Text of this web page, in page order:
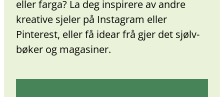
eller farga? La deg inspirere av andre
kreative sjeler på Instagram eller
Pinterest, eller få idear frå gjer det sjølv-
bøker og magasiner.